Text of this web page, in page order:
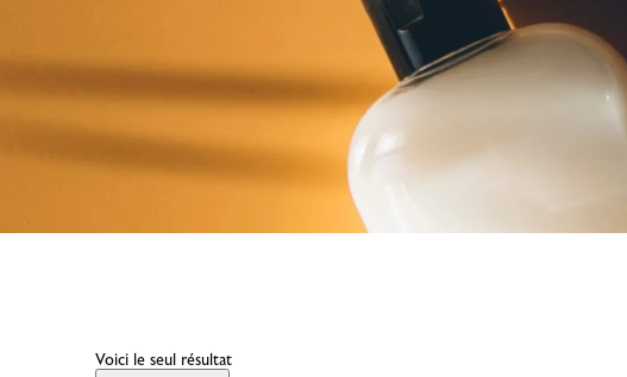
Voici le seul résultat